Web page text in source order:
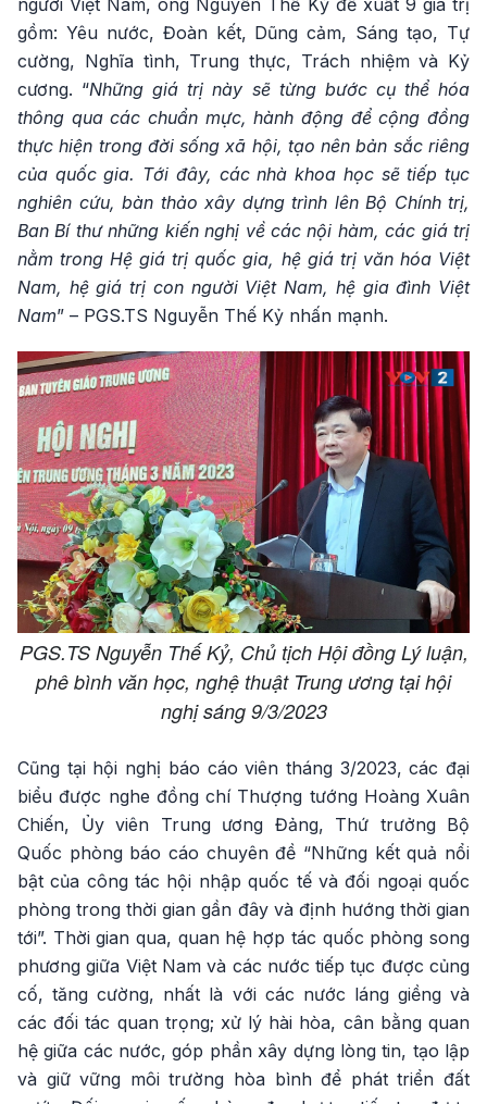
người Việt Nam, ông Nguyễn Thế Kỷ đề xuất 9 giá trị
gồm: Yêu nước, Đoàn kết, Dũng cảm, Sáng tạo, Tự
cường, Nghĩa tình, Trung thực, Trách nhiệm và Kỷ
cương. “Những giá trị này sẽ từng bước cụ thể hóa
thông qua các chuẩn mực, hành động để cộng đồng
thực hiện trong đời sống xã hội, tạo nên bản sắc riêng
của quốc gia. Tới đây, các nhà khoa học sẽ tiếp tục
nghiên cứu, bàn thảo xây dựng trình lên Bộ Chính trị,
Ban Bí thư những kiến nghị về các nội hàm, các giá trị
nằm trong Hệ giá trị quốc gia, hệ giá trị văn hóa Việt
Nam, hệ giá trị con người Việt Nam, hệ gia đình Việt
Nam” – PGS.TS Nguyễn Thế Kỷ nhấn mạnh.
PGS.TS Nguyễn Thế Kỷ, Chủ tịch Hội đồng Lý luận,
phê bình văn học, nghệ thuật Trung ương tại hội
nghị sáng 9/3/2023
Cũng tại hội nghị báo cáo viên tháng 3/2023, các đại
biểu được nghe đồng chí Thượng tướng Hoàng Xuân
Chiến, Ủy viên Trung ương Đảng, Thứ trưởng Bộ
Quốc phòng báo cáo chuyên đề “Những kết quả nổi
bật của công tác hội nhập quốc tế và đối ngoại quốc
phòng trong thời gian gần đây và định hướng thời gian
tới”. Thời gian qua, quan hệ hợp tác quốc phòng song
phương giữa Việt Nam và các nước tiếp tục được củng
cố, tăng cường, nhất là với các nước láng giềng và
các đối tác quan trọng; xử lý hài hòa, cân bằng quan
hệ giữa các nước, góp phần xây dựng lòng tin, tạo lập
và giữ vững môi trường hòa bình để phát triển đất